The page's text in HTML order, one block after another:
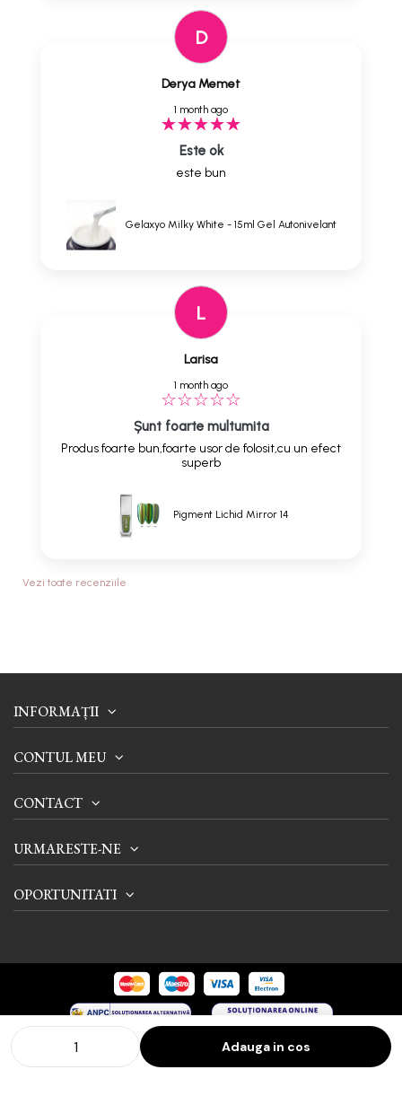
Adauga in cos
D
Derya Memet
1 month ago
Este ok
este bun
Gelaxyo Milky White - 15ml Gel Autonivelant
L
Larisa
1 month ago
Șunt foarte multumita
Produs foarte bun,foarte usor de folosit,cu un efect
superb
Pigment Lichid Mirror 14
Vezi toate recenziile
INFORMAȚII
CONTUL MEU
CONTACT
URMARESTE-NE
OPORTUNITATI
© 2024 Tienda International